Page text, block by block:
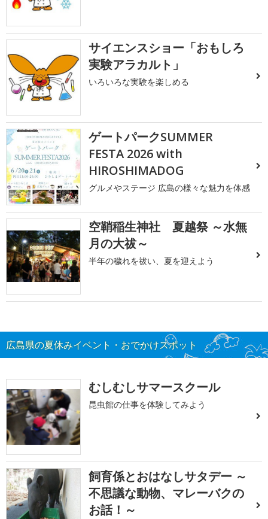
サイエンスショー「おもしろ
実験アラカルト」
いろいろな実験を楽しめる
ゲートパークSUMMER
FESTA 2026 with
HIROSHIMADOG
グルメやステージ 広島の様々な魅力を体感
空鞘稲生神社 夏越祭 ～水無
月の大祓～
半年の穢れを祓い、夏を迎えよう
広島県の夏休みイベント・おでかけスポット
むしむしサマースクール
昆虫館の仕事を体験してみよう
飼育係とおはなしサタデー ～
不思議な動物、マレーバクの
お話！～